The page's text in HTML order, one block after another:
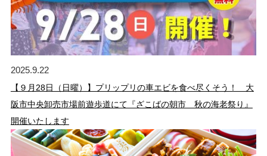
2025.9.22
【９月28日（日曜）】プリップリの車エビを食べ尽くそう！ 大
阪市中央卸売市場前遊歩道にて『ざこばの朝市 秋の海老祭り』
開催いたします